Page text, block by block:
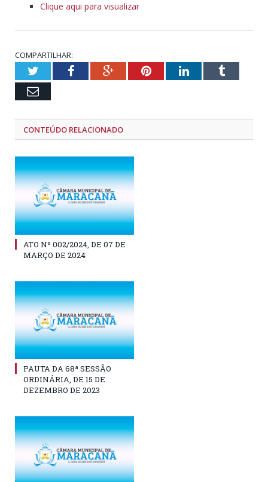
Clique aqui para visualizar
COMPARTILHAR:
TwitterFacebookGoogle+PinterestLinkedInTumblr
Email
CONTEÚDO RELACIONADO
ATO Nº 002/2024, DE 07 DE
MARÇO DE 2024
PAUTA DA 68ª SESSÃO
ORDINÁRIA, DE 15 DE
DEZEMBRO DE 2023